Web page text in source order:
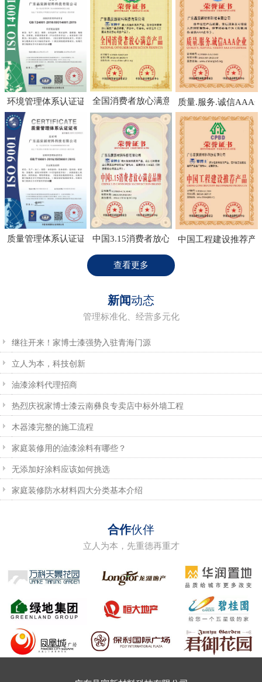
环境管理体系认证证书全国消费者放心满意产品质量.服务.诚信AAA
质量管理体系认证证书中国3.15消费者放心满意品牌中国工程建设推荐产
查看更多
新闻动态
管理标准化、经营多元化
继往开来！家博士漆强势入驻青海门源
立人为本，科技创新
油漆涂料代理招商
热烈庆祝家博士漆云南彝良专卖店中标外墙工程
木器漆完整的施工流程
家庭装修用的油漆涂料有哪些？
无添加好涂料应该如何挑选
家庭装修防水材料四大分类基本介绍
合作伙伴
立人为本，先重德再重才